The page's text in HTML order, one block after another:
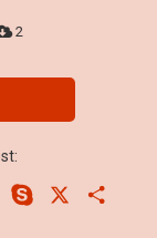
2
Viber Skype